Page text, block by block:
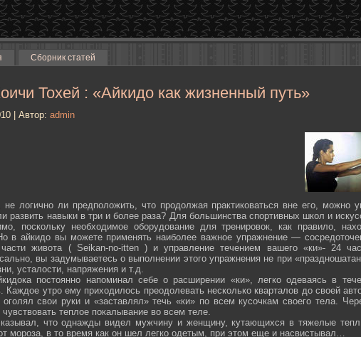
Сборник статей
Тохей : «Айкидо как жизненный путь»
| Автор: admin
логично ли предположить, что продолжая практиковаться вне его, можно
развить навыки в три и более раза? Для большинства спортивных школ и
поскольку необходимое оборудование для тренировок, как правило,
в айкидо вы можете применять наиболее важное упражнение —
живота ( Seikan-­no-­itten ) и управление течением вашего «ки»- 24
вы задумываетесь о выполнении этого упражнения не при
усталости, напряжения и т.д.
постоянно напоминал себе о расширении «ки», легко одеваясь в
Каждое утро ему приходилось преодолевать несколько кварталов до своей
свои руки и «заставлял» течь «ки» по всем кусочкам своего тела.
чувствовать теплое покалывание во всем теле.
что однажды видел мужчину и женщину, кутающихся в тяжелые
мороза, в то время как он шел легко одетым, при этом еще и насвистывал…